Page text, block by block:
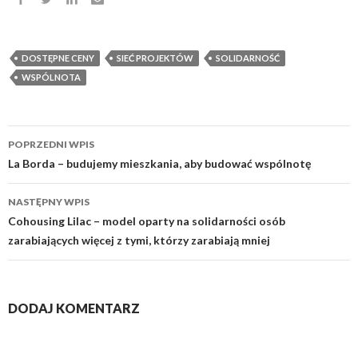
DOSTĘPNE CENY SIEĆ PROJEKTÓW
SOLIDARNOŚĆ
WSPÓLNOTA
Nawigacja
wpisu
POPRZEDNI WPIS
La Borda – budujemy mieszkania, aby budować wspólnotę
NASTĘPNY WPIS
Cohousing Lilac – model oparty na solidarności osób
zarabiających więcej z tymi, którzy zarabiają mniej
DODAJ KOMENTARZ